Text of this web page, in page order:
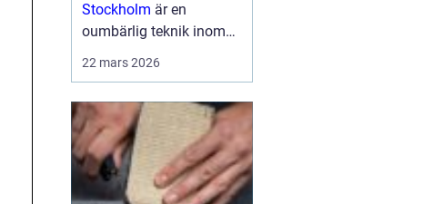
Stockholm är en
oumbärlig teknik inom
22 mars 2026